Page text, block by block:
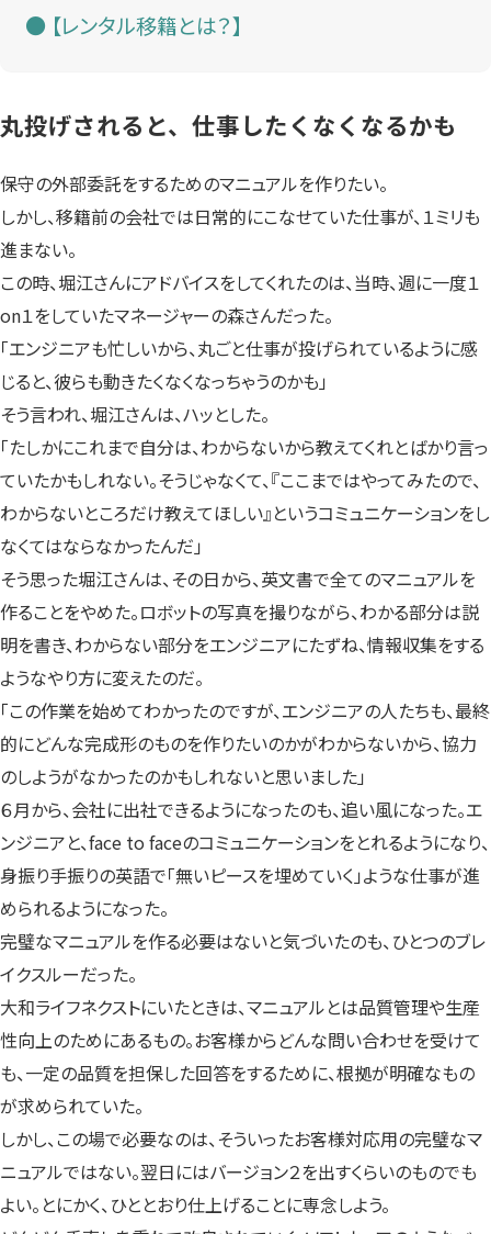
【レンタル移籍とは？】
丸投げされると、仕事したくなくなるかも
保守の外部委託をするためのマニュアルを作りたい。
しかし、移籍前の会社では日常的にこなせていた仕事が、１ミリも
進まない。
この時、堀江さんにアドバイスをしてくれたのは、当時、週に一度１
on１をしていたマネージャーの森さんだった。
「エンジニアも忙しいから、丸ごと仕事が投げられているように感
じると、彼らも動きたくなくなっちゃうのかも」
そう言われ、堀江さんは、ハッとした。
「たしかにこれまで自分は、わからないから教えてくれとばかり言っ
ていたかもしれない。そうじゃなくて、『ここまではやってみたので、
わからないところだけ教えてほしい』というコミュニケーションをし
なくてはならなかったんだ」
そう思った堀江さんは、その日から、英文書で全てのマニュアルを
作ることをやめた。ロボットの写真を撮りながら、わかる部分は説
明を書き、わからない部分をエンジニアにたずね、情報収集をする
ようなやり方に変えたのだ。
「この作業を始めてわかったのですが、エンジニアの人たちも、最終
的にどんな完成形のものを作りたいのかがわからないから、協力
のしようがなかったのかもしれないと思いました」
６月から、会社に出社できるようになったのも、追い風になった。エ
ンジニアと、face to faceのコミュニケーションをとれるようになり、
身振り手振りの英語で「無いピースを埋めていく」ような仕事が進
められるようになった。
完璧なマニュアルを作る必要はないと気づいたのも、ひとつのブレ
イクスルーだった。
大和ライフネクストにいたときは、マニュアルとは品質管理や生産
性向上のためにあるもの。お客様からどんな問い合わせを受けて
も、一定の品質を担保した回答をするために、根拠が明確なもの
が求められていた。
しかし、この場で必要なのは、そういったお客様対応用の完璧なマ
ニュアルではない。翌日にはバージョン２を出すくらいのものでも
よい。とにかく、ひととおり仕上げることに専念しよう。